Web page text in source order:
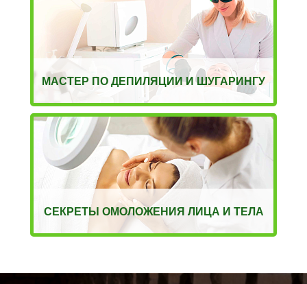
МАСТЕР ПО ДЕПИЛЯЦИИ И ШУГАРИНГУ
СЕКРЕТЫ ОМОЛОЖЕНИЯ ЛИЦА И ТЕЛА